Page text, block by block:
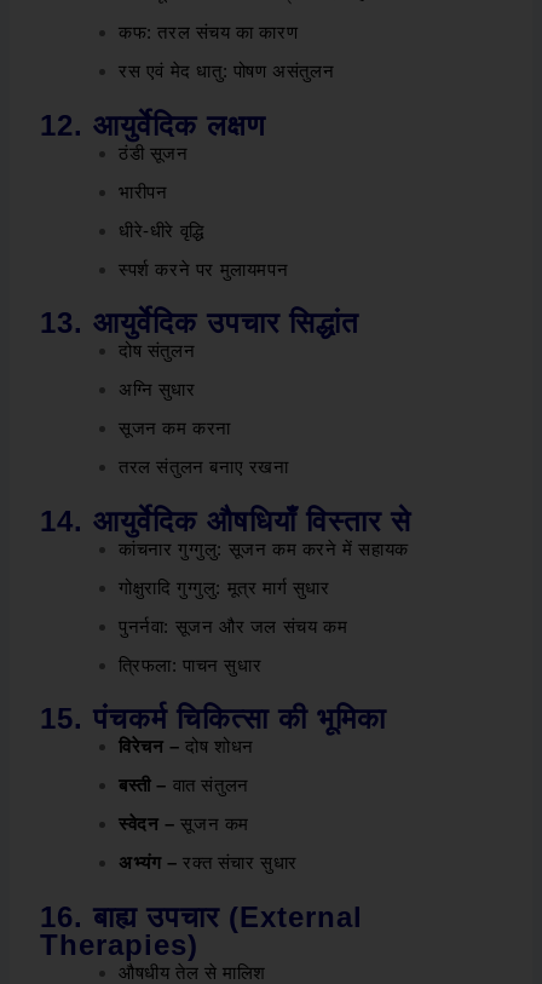
कफ: तरल संचय का कारण
रस एवं मेद धातु: पोषण असंतुलन
12. आयुर्वेदिक लक्षण
ठंडी सूजन
भारीपन
धीरे-धीरे वृद्धि
स्पर्श करने पर मुलायमपन
13. आयुर्वेदिक उपचार सिद्धांत
दोष संतुलन
अग्नि सुधार
सूजन कम करना
तरल संतुलन बनाए रखना
14. आयुर्वेदिक औषधियाँ विस्तार से
कांचनार गुग्गुलु: सूजन कम करने में सहायक
गोक्षुरादि गुग्गुलु: मूत्र मार्ग सुधार
पुनर्नवा: सूजन और जल संचय कम
त्रिफला: पाचन सुधार
15. पंचकर्म चिकित्सा की भूमिका
विरेचन – दोष शोधन
बस्ती – वात संतुलन
स्वेदन – सूजन कम
अभ्यंग – रक्त संचार सुधार
16. बाह्य उपचार (External
Therapies)
औषधीय तेल से मालिश